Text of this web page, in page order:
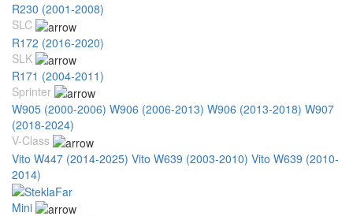
R230 (2001-2008)
SLC
R172 (2016-2020)
SLK
R171 (2004-2011)
Sprinter
W905 (2000-2006) W906 (2006-2013) W906 (2013-2018) W907
(2018-2024)
V-Class
Vito W447 (2014-2025) Vito W639 (2003-2010) Vito W639 (2010-
2014)
Mini